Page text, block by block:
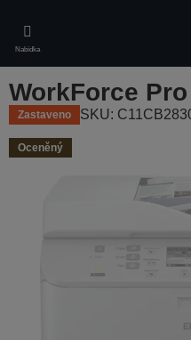
main
content
Nabídka
WorkForce Pro
Zastaveno SKU:
Oceněný